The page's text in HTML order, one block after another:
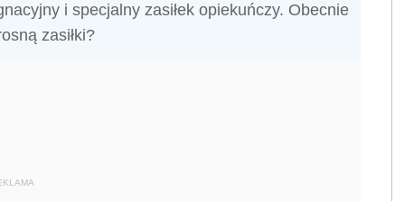
i specjalny zasiłek opiekuńczy. Obecnie
zasiłki?